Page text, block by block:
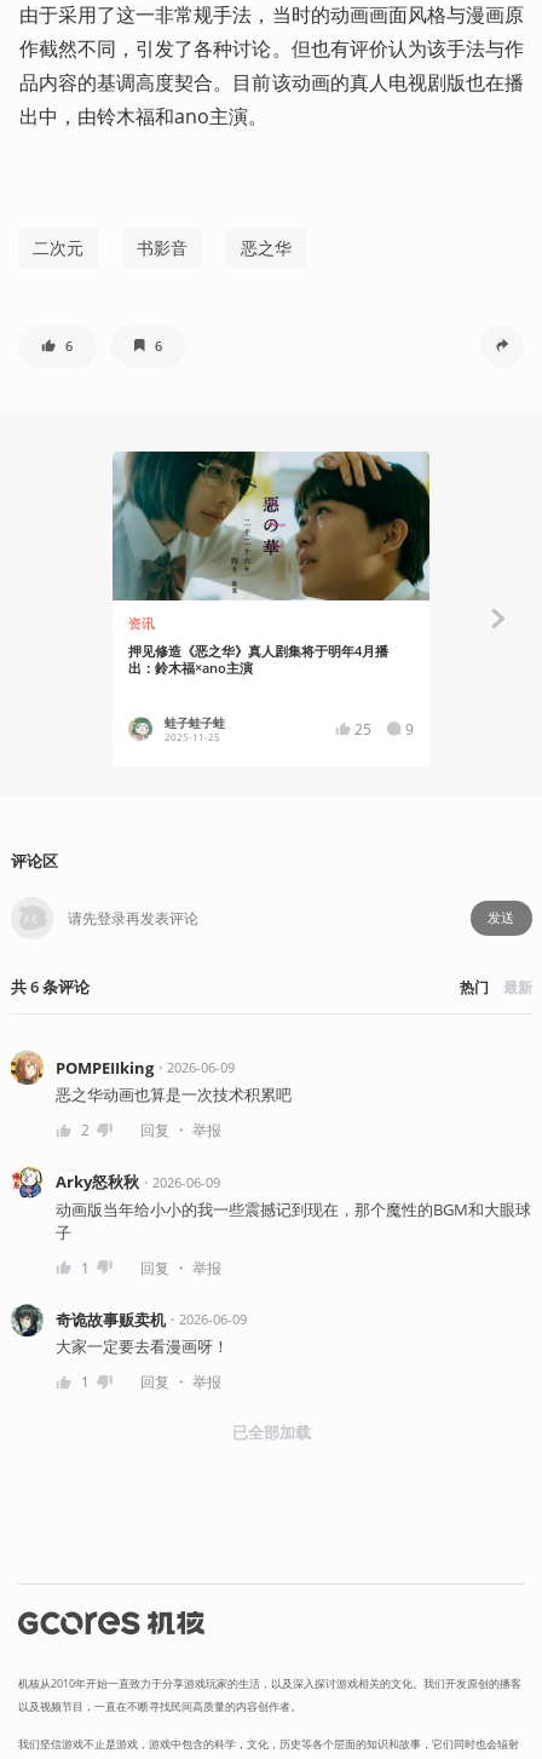
由于采用了这一非常规手法，当时的动画画面风格与漫画原
作截然不同，引发了各种讨论。但也有评价认为该手法与作
品内容的基调高度契合。目前该动画的真人电视剧版也在播
出中，由铃木福和ano主演。
二次元 书影音 恶之华
6 6
资讯
押见修造《恶之华》真人剧集将于明年4月播
出：鈴木福×ano主演
蛙子蛙子蛙
2025-11-25 25 9
有感而发
评论区
发送
共6条评论 热门 最新
POMPEIIking・ 2026-06-09
恶之华动画也算是一次技术积累吧
2 回复 ・ 举报
Arky怒秋秋・ 2026-06-09
动画版当年给小小的我一些震撼记到现在，那个魔性的BGM和大眼球
子
1 回复 ・ 举报
奇诡故事贩卖机・ 2026-06-09
大家一定要去看漫画呀！
1 回复 ・ 举报
已全部加载
机核从2010年开始一直致力于分享游戏玩家的生活，以及深入探讨游戏相关的文化。我们开发原创的播客
以及视频节目，一直在不断寻找民间高质量的内容创作者。
我们坚信游戏不止是游戏，游戏中包含的科学，文化，历史等各个层面的知识和故事，它们同时也会辐射